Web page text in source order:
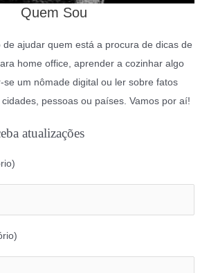
Quem Sou
de ajudar quem está a procura de dicas de
home office, aprender a cozinhar algo
se um nômade digital ou ler sobre fatos
pessoas ou países. Vamos por aí!
atualizações